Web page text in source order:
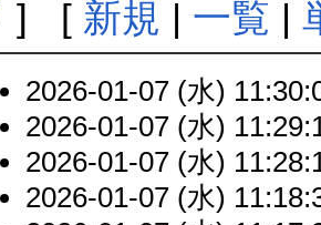
] [ 新規 | 一覧 |
2026-01-07 (水)
2026-01-07 (水)
2026-01-07 (水)
2026-01-07 (水)